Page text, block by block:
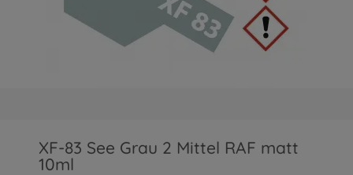
XF-83 See Grau 2 Mittel RAF matt
10ml